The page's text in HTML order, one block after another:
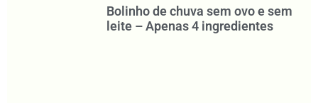
Bolinho de chuva sem ovo e sem
leite – Apenas 4 ingredientes